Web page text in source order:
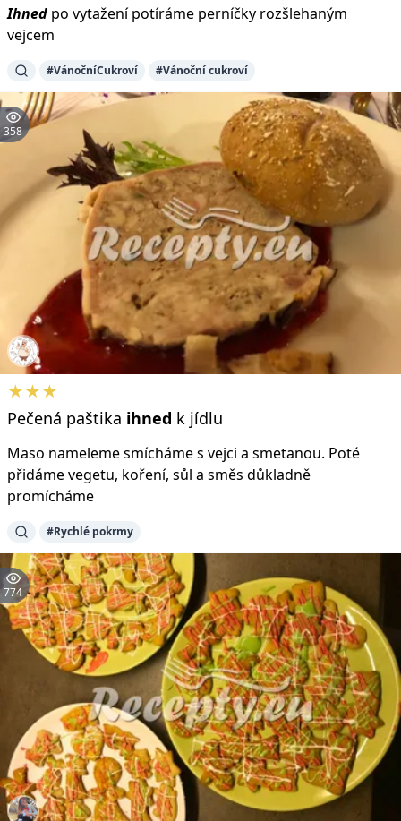
Ihned po vytažení potíráme perníčky rozšlehaným
vejcem
#VánočníCukroví #Vánoční cukroví
358
★★★
Pečená paštika ihned k jídlu
Maso nameleme smícháme s vejci a smetanou. Poté
přidáme vegetu, koření, sůl a směs důkladně
promícháme
#Rychlé pokrmy
774